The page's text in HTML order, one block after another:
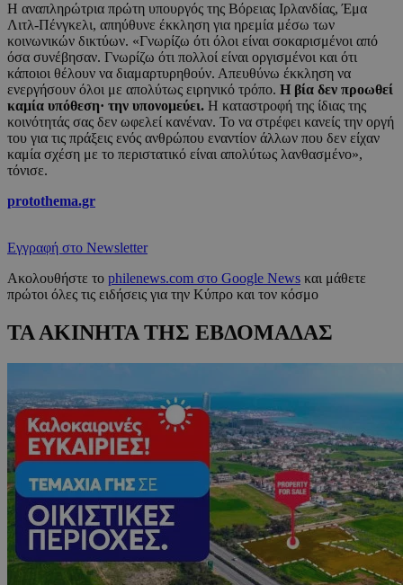
Η αναπληρώτρια πρώτη υπουργός της Βόρειας Ιρλανδίας, Έμα
Λιτλ-Πένγκελι, απηύθυνε έκκληση για ηρεμία μέσω των
κοινωνικών δικτύων. «Γνωρίζω ότι όλοι είναι σοκαρισμένοι από
όσα συνέβησαν. Γνωρίζω ότι πολλοί είναι οργισμένοι και ότι
κάποιοι θέλουν να διαμαρτυρηθούν. Απευθύνω έκκληση να
ενεργήσουν όλοι με απολύτως ειρηνικό τρόπο. Η βία δεν προωθεί
καμία υπόθεση· την υπονομεύει. Η καταστροφή της ίδιας της
κοινότητάς σας δεν ωφελεί κανέναν. Το να στρέφει κανείς την οργή
του για τις πράξεις ενός ανθρώπου εναντίον άλλων που δεν είχαν
καμία σχέση με το περιστατικό είναι απολύτως λανθασμένο»,
τόνισε.
protothema.gr
Εγγραφή στο Newsletter
Ακολουθήστε το philenews.com στο Google News και μάθετε
πρώτοι όλες τις ειδήσεις για την Κύπρο και τον κόσμο
ΤΑ ΑΚΙΝΗΤΑ ΤΗΣ ΕΒΔΟΜΑΔΑΣ